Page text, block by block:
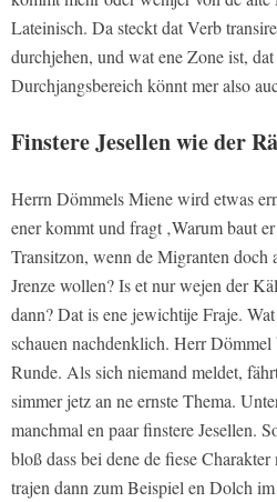
Lateinisch. Da steckt dat Verb
durchjehen, und wat ene Zone ist,
Durchjangsbereich könnt mer also
Finstere Jesellen wie der
Herrn Dömmels Miene wird etwas
ener kommt und fragt ‚Warum baut
Transitzon, wenn de Migranten doch
Jrenze wollen? Is et nur wejen der
dann? Dat is ene jewichtije Fraje.
schauen nachdenklich. Herr
Runde. Als sich niemand meldet,
simmer jetz an ne ernste Thema.
manchmal en paar finstere Jesellen.
bloß dass bei dene de fiese
trajen dann zum Beispiel en Dolch